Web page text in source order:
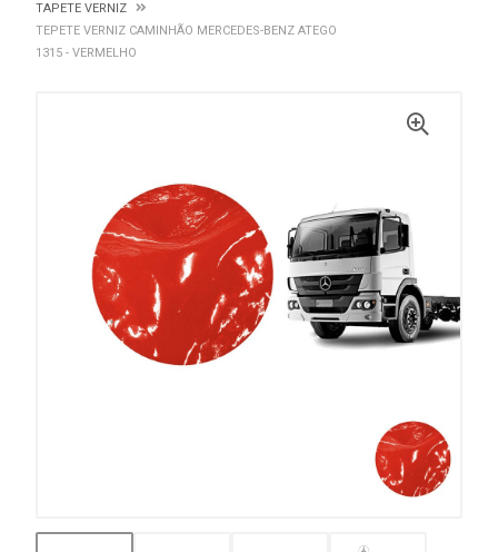
TAPETE VERNIZ
TEPETE VERNIZ CAMINHÃO MERCEDES-BENZ ATEGO
1315 - VERMELHO